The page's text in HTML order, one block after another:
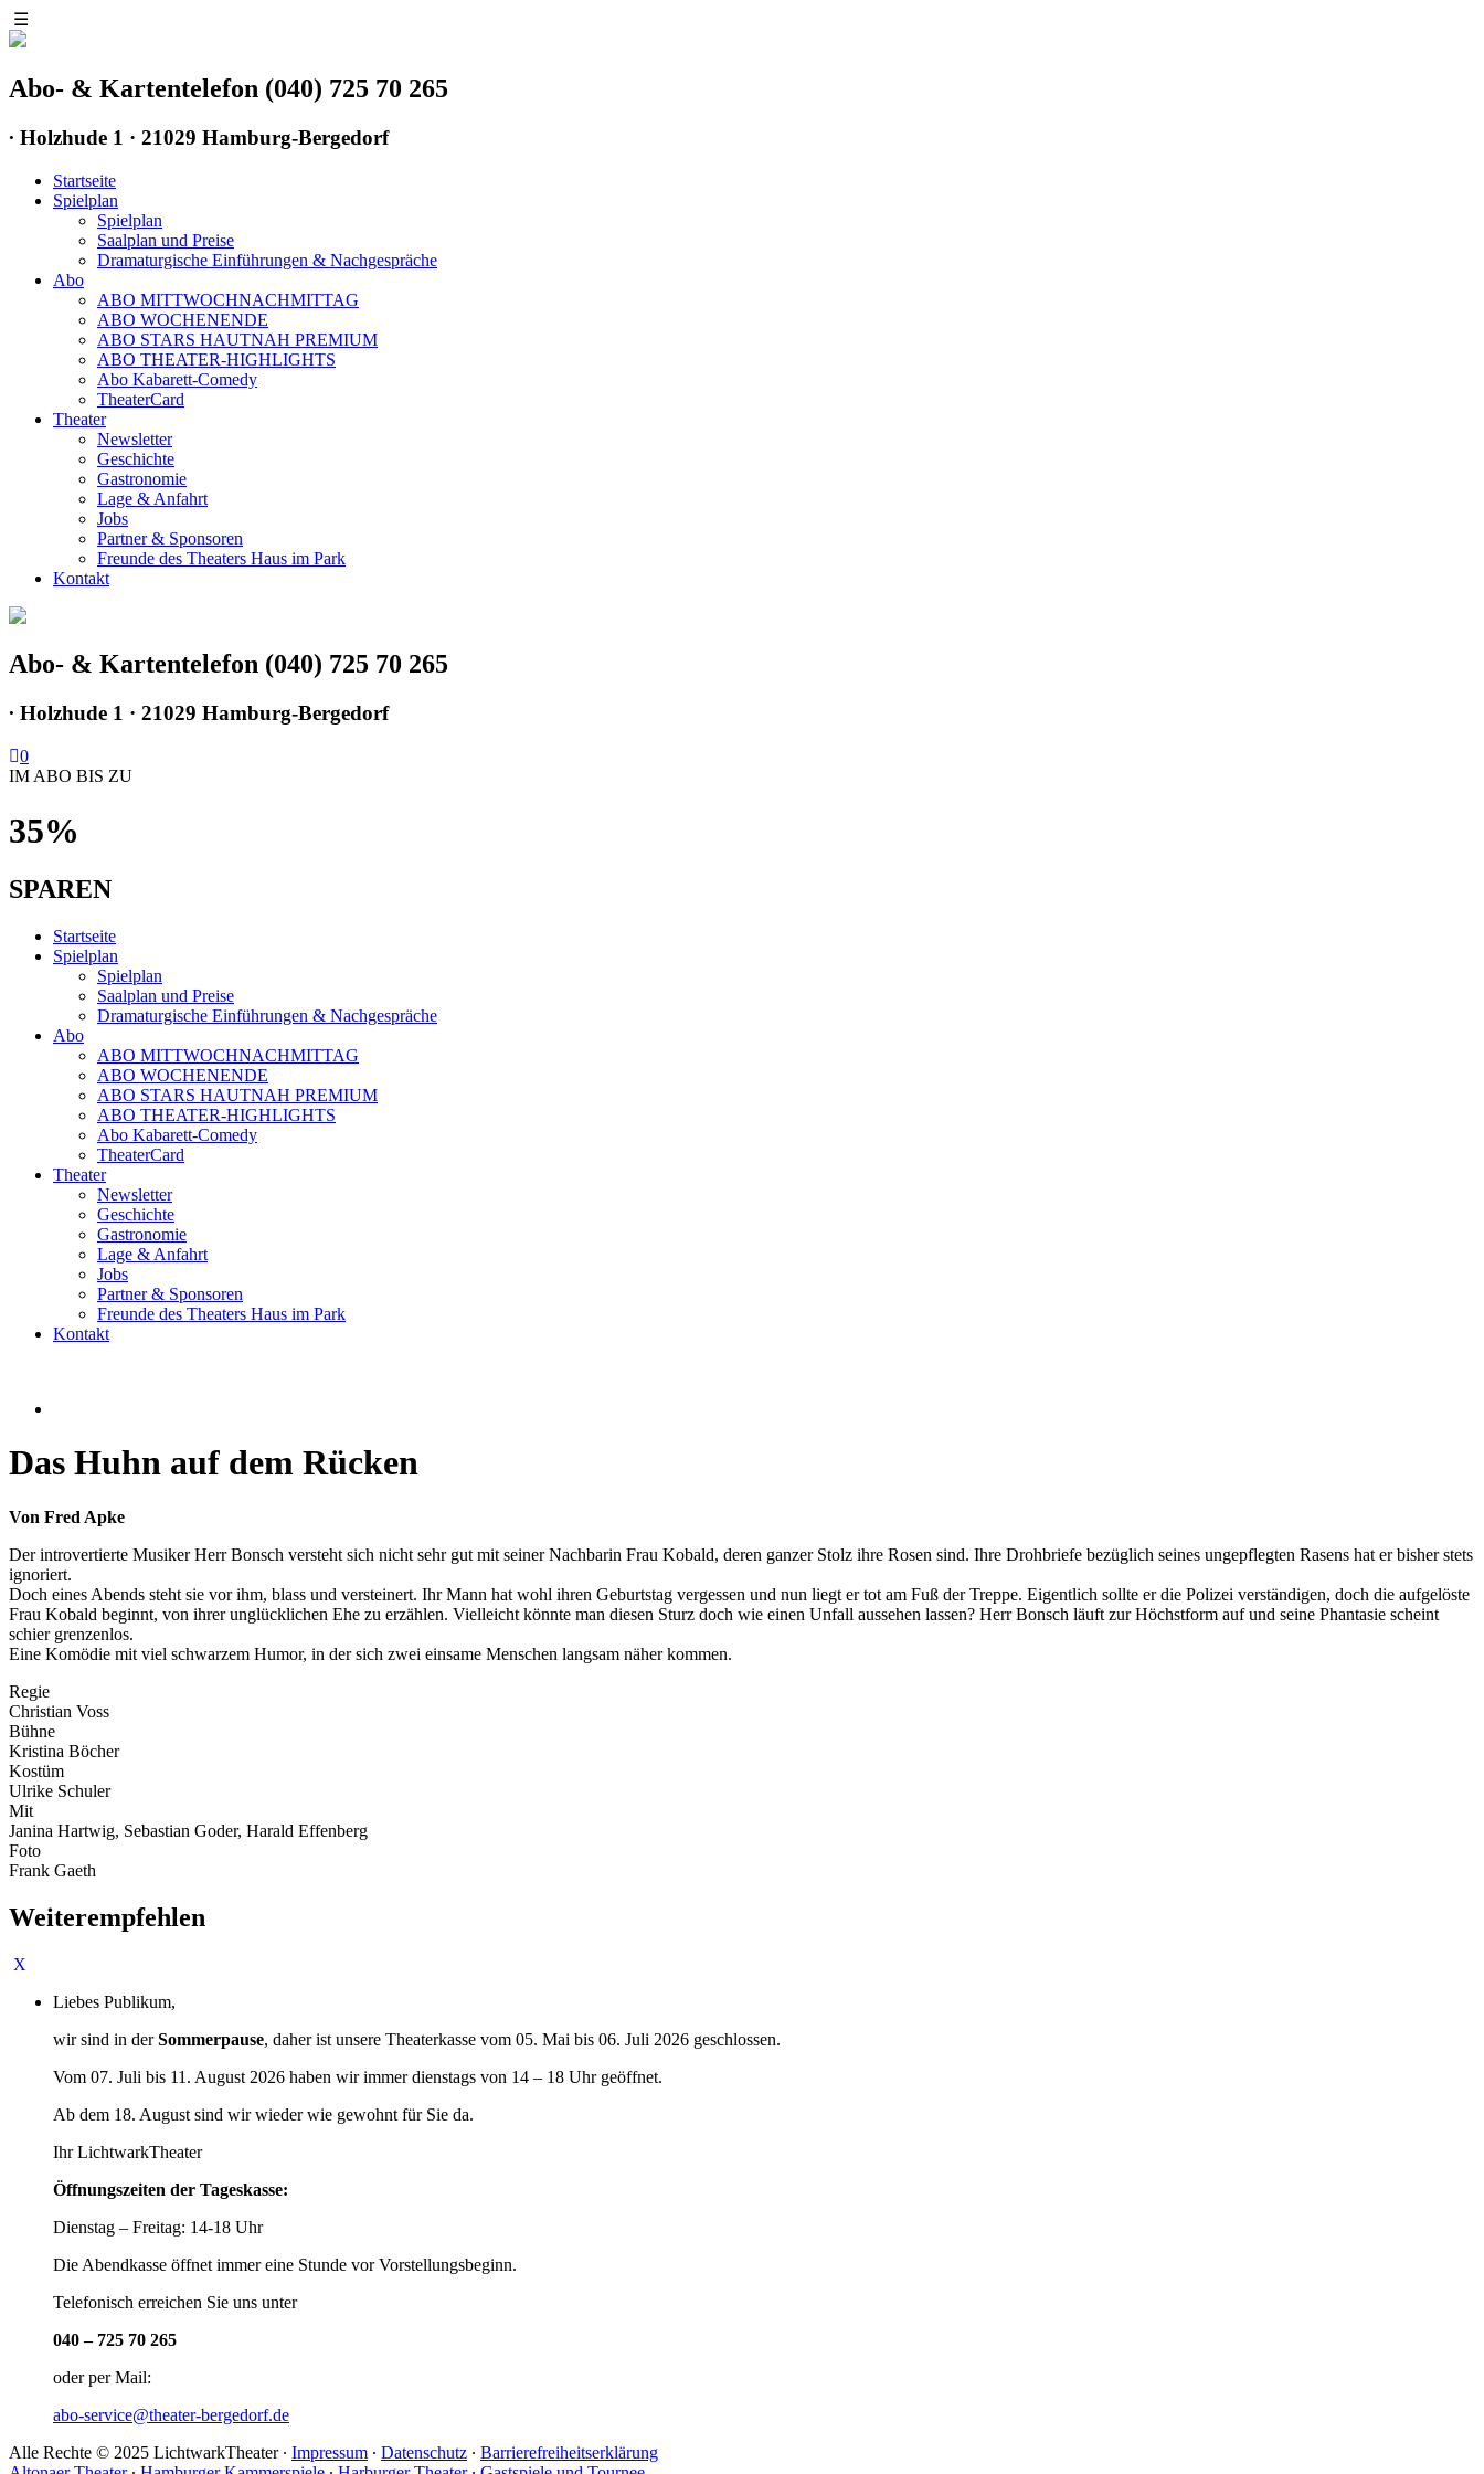
☰
Abo- & Kartentelefon (040) 725 70 265
∙ Holzhude 1 · 21029 Hamburg-Bergedorf
Startseite
Spielplan
Spielplan
Saalplan und Preise
Dramaturgische Einführungen & Nachgespräche
Abo
ABO MITTWOCHNACHMITTAG
ABO WOCHENENDE
ABO STARS HAUTNAH PREMIUM
ABO THEATER-HIGHLIGHTS
Abo Kabarett-Comedy
TheaterCard
Theater
Newsletter
Geschichte
Gastronomie
Lage & Anfahrt
Jobs
Partner & Sponsoren
Freunde des Theaters Haus im Park
Kontakt
Abo- & Kartentelefon (040) 725 70 265
∙ Holzhude 1 · 21029 Hamburg-Bergedorf
0
IM ABO BIS ZU
35%
SPAREN
Startseite
Spielplan
Spielplan
Saalplan und Preise
Dramaturgische Einführungen & Nachgespräche
Abo
ABO MITTWOCHNACHMITTAG
ABO WOCHENENDE
ABO STARS HAUTNAH PREMIUM
ABO THEATER-HIGHLIGHTS
Abo Kabarett-Comedy
TheaterCard
Theater
Newsletter
Geschichte
Gastronomie
Lage & Anfahrt
Jobs
Partner & Sponsoren
Freunde des Theaters Haus im Park
Kontakt
Das Huhn auf dem Rücken
Von Fred Apke
Der introvertierte Musiker Herr Bonsch versteht sich nicht sehr gut mit seiner Nachbarin Frau Kobald, deren ganzer Stolz ihre Rosen sind. Ihre Drohbriefe bezüglich seines ungepflegten Rasens hat er bisher stets
ignoriert.
Doch eines Abends steht sie vor ihm, blass und versteinert. Ihr Mann hat wohl ihren Geburtstag vergessen und nun liegt er tot am Fuß der Treppe. Eigentlich sollte er die Polizei verständigen, doch die aufgelöste
Frau Kobald beginnt, von ihrer unglücklichen Ehe zu erzählen. Vielleicht könnte man diesen Sturz doch wie einen Unfall aussehen lassen? Herr Bonsch läuft zur Höchstform auf und seine Phantasie scheint
schier grenzenlos.
Eine Komödie mit viel schwarzem Humor, in der sich zwei einsame Menschen langsam näher kommen.
Regie
Christian Voss
Bühne
Kristina Böcher
Kostüm
Ulrike Schuler
Mit
Janina Hartwig, Sebastian Goder, Harald Effenberg
Foto
Frank Gaeth
Weiterempfehlen
Liebes Publikum,
wir sind in derSommerpause, daher ist unsere Theaterkasse vom 05. Mai bis 06. Juli 2026 geschlossen.
Vom 07. Juli bis 11. August 2026 haben wir immer dienstags von 14 – 18 Uhr geöffnet.
Ab dem 18. August sind wir wieder wie gewohnt für Sie da.
Ihr LichtwarkTheater
Öffnungszeiten der Tageskasse:
Dienstag – Freitag: 14-18 Uhr
Die Abendkasse öffnet immer eine Stunde vor Vorstellungsbeginn.
Telefonisch erreichen Sie uns unter
040 – 725 70 265
oder per Mail:
abo-service@theater-bergedorf.de
Alle Rechte © 2025 LichtwarkTheater ∙ Impressum ∙ Datenschutz ∙ Barrierefreiheitserklärung